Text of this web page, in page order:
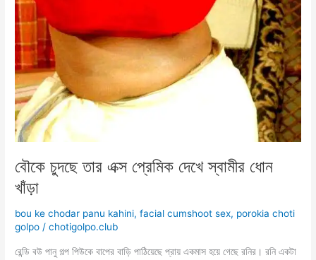
বৌকে চুদছে তার এক্স প্রেমিক দেখে স্বামীর ধোন
খাঁড়া
bou ke chodar panu kahini,facial cumshoot sex, porokia choti
golpo /chotigolpo.club
রেন্ডি বউ পানু গল্প পিউকে বাপের বাড়ি পাঠিয়েছে প্রায় একমাস হয়ে গেছে রনির। রনি একটা